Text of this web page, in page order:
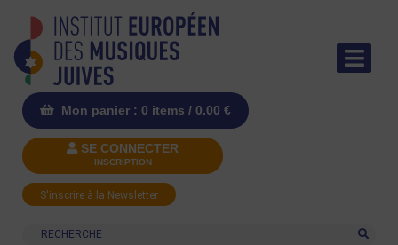
Mon panier : 0 items / 0.00 €
SE CONNECTER
INSCRIPTION
S'inscrire à la Newsletter
Recherche